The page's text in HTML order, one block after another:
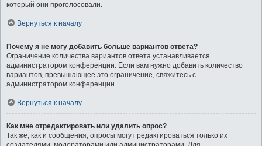
который они проголосовали.
Вернуться к началу
Почему я не могу добавить больше вариантов ответа?
Ограничение количества вариантов ответа устанавливается
администратором конференции. Если вам нужно добавить количество
вариантов, превышающее это ограничение, свяжитесь с
администратором конференции.
Вернуться к началу
Как мне отредактировать или удалить опрос?
Так же, как и сообщения, опросы могут редактироваться только их